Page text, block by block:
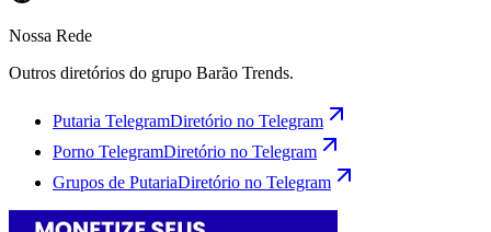
Nossa Rede
Outros diretórios do grupo Barão Trends.
Putaria TelegramDiretório no Telegram
Porno TelegramDiretório no Telegram
Grupos de PutariaDiretório no Telegram